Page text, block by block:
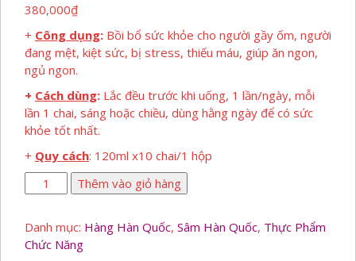
380,000₫
+ Công dụng: Bồi bổ sức khỏe cho người gầy ốm, người
đang mệt, kiệt sức, bị stress, thiếu máu, giúp ăn ngon,
ngủ ngon.
+ Cách dùng: Lắc đều trước khi uống, 1 lần/ngày, mỗi
lần 1 chai, sáng hoặc chiều, dùng hằng ngày để có sức
khỏe tốt nhất.
+ Quy cách: 120ml x10 chai/1 hộp
Nước
Hồng
Có
Củ
Thêm vào giỏ hàng
Danh mục: Hàng Hàn Quốc, Sâm Hàn Quốc, Thực Phẩm
Chức Năng